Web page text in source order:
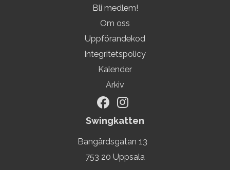
Bli medlem!
Om oss
Uppförandekod
Integritetspolicy
Kalender
Arkiv
Swingkatten
Bangårdsgatan 13
753 20 Uppsala